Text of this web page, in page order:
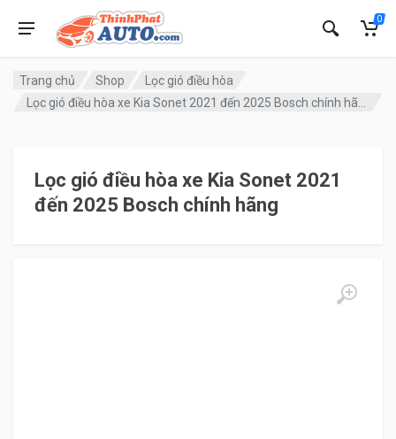
0
Trang chủ Shop
Lọc gió điều hòa
Lọc gió điều hòa xe Kia Sonet 2021
đến 2025 Bosch chính hãng